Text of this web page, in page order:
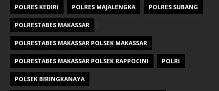
POLRES KEDIRI POLRES MAJALENGKA POLRES SUBANG
POLRESTABES MAKASSAR
POLRESTABES MAKASSAR POLSEK MAKASSAR
POLRESTABES MAKASSAR POLSEK RAPPOCINI POLRI
POLSEK BIRINGKANAYA